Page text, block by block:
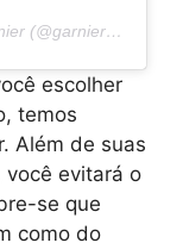
Uma postagem compartilhada por Garnier (@garnier_bg)
escolher
temos
Além de suas
evitará o
se que
como do